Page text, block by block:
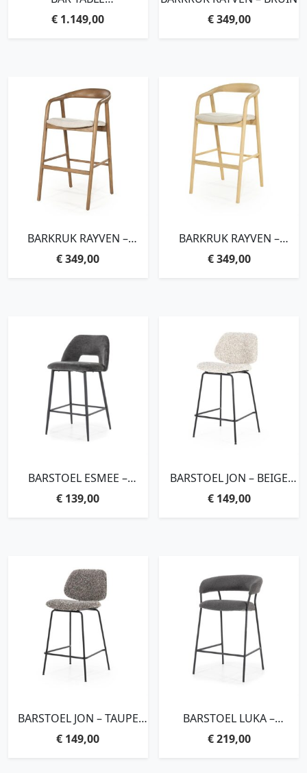
BEAM,110X150X80 CM, 5
CM RECYCLED TEAKWOOD
€ 1.149,00
€349,00
BARKRUK RAYVEN –
LICHTBRUIN
€349,00
BARKRUK RAYVEN –
NATUREL
€349,00
BARSTOEL ESMEE –
ANTRACIET MELLOW
€ 139,00
BARSTOEL JON – BEIGE
MAYWOOD
€149,00
BARSTOEL JON – TAUPE
MAYWOOD
€ 149,00
BARSTOEL LUKA –
ANTRACIET COPENHAGEN
€219,00